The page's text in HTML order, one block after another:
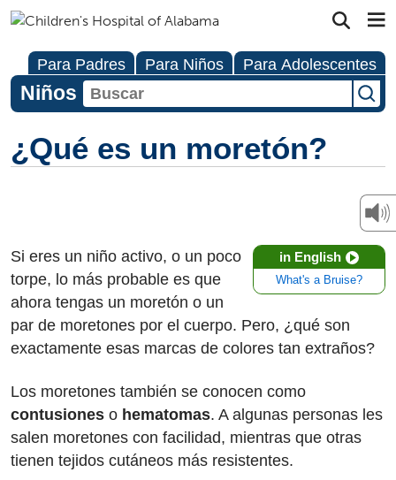
Para Padres Para Niños Para Adolescentes
Niños
¿Qué es un moretón?
in English
What's a Bruise?
Si eres un niño activo, o un poco
torpe, lo más probable es que
ahora tengas un moretón o un
par de moretones por el cuerpo. Pero, ¿qué son
exactamente esas marcas de colores tan extraños?
Los moretones también se conocen como
contusiones o hematomas. A algunas personas les
salen moretones con facilidad, mientras que otras
tienen tejidos cutáneos más resistentes.